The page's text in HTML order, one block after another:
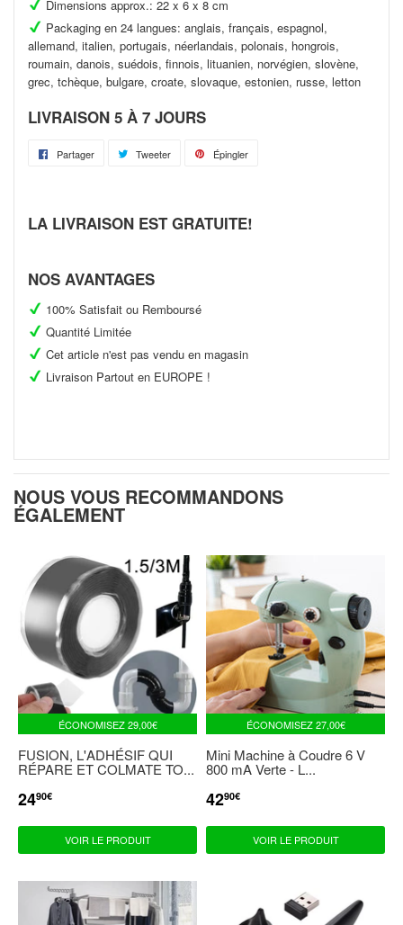
Dimensions approx.: 22 x 6 x 8 cm
Packaging en 24 langues: anglais, français, espagnol,
allemand, italien, portugais, néerlandais, polonais, hongrois,
roumain, danois, suédois, finnois, lituanien, norvégien, slovène,
grec, tchèque, bulgare, croate, slovaque, estonien, russe, letton
LIVRAISON 5 À 7 JOURS
Partager
PartagerTweeter
TweeterÉpingler
LA LIVRAISON EST GRATUITE!
NOS AVANTAGES
100% Satisfait ou Remboursé
Quantité Limitée
Cet article n'est pas vendu en magasin
Livraison Partout en EUROPE !
NOUS VOUS RECOMMANDONS
ÉGALEMENT
ÉCONOMISEZ29,00€
FUSION, L'ADHÉSIF QUI
RÉPARE ET COLMATE TO...
PRIX
RÉDUIT
2490€
VOIR LE PRODUIT
ÉCONOMISEZ27,00€
Mini Machine à Coudre 6 V
800 mA Verte - L...
PRIX
RÉDUIT
4290€
VOIR LE PRODUIT